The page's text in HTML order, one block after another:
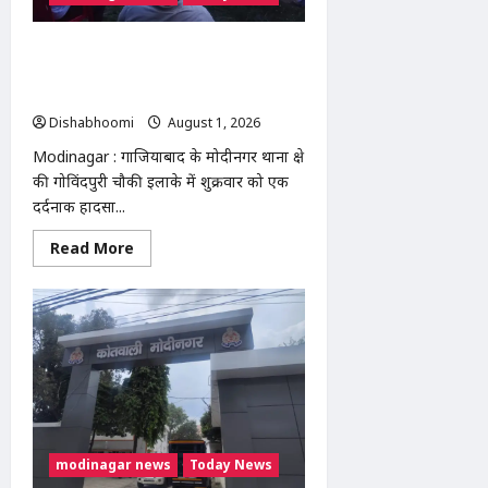
को
सौंपा
Dishabhoomi
August 1, 2026
Modinagar : गाजियाबाद के मोदीनगर थाना क्षेत्र
की गोविंदपुरी चौकी इलाके में शुक्रवार को एक
दर्दनाक हादसा...
Read More
more
Modinagar
:
गोविंदपुरी
में
वेल्डिंग
कारीगर
की
करंट
लगने
से
मौत,
रोरी
गांव
modinagar news Today News